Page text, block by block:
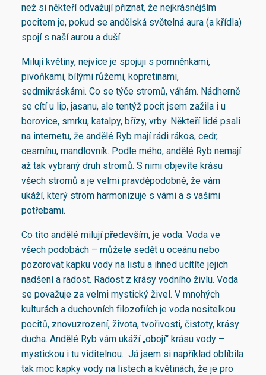
než si někteří odvažují přiznat, že nejkrásnějším
pocitem je, pokud se andělská světelná aura (a křídla)
spojí s naší aurou a duší.
Milují květiny, nejvíce je spojuji s pomněnkami,
pivoňkami, bílými růžemi, kopretinami,
sedmikráskámi. Co se týče stromů, váhám. Nádherně
se cítí u lip, jasanu, ale tentýž pocit jsem zažila i u
borovice, smrku, katalpy, břízy, vrby. Někteří lidé psali
na internetu, že andělé Ryb mají rádi rákos, cedr,
cesmínu, mandlovník. Podle mého, andělé Ryb nemají
až tak vybraný druh stromů. S nimi objevíte krásu
všech stromů a je velmi pravděpodobné, že vám
ukáží, který strom harmonizuje s vámi a s vašimi
potřebami.
Co tito andělé milují především, je voda. Voda ve
všech podobách – můžete sedět u oceánu nebo
pozorovat kapku vody na listu a ihned ucítíte jejich
nadšení a radost. Radost z krásy vodního živlu. Voda
se považuje za velmi mystický živel. V mnohých
kulturách a duchovních filozofiích je voda nositelkou
pocitů, znovuzrození, života, tvořivosti, čistoty, krásy
ducha. Andělé Ryb vám ukáží „obojí“ krásu vody –
mystickou i tu viditelnou. Já jsem si například oblíbila
tak moc kapky vody na listech a květinách, že je pro